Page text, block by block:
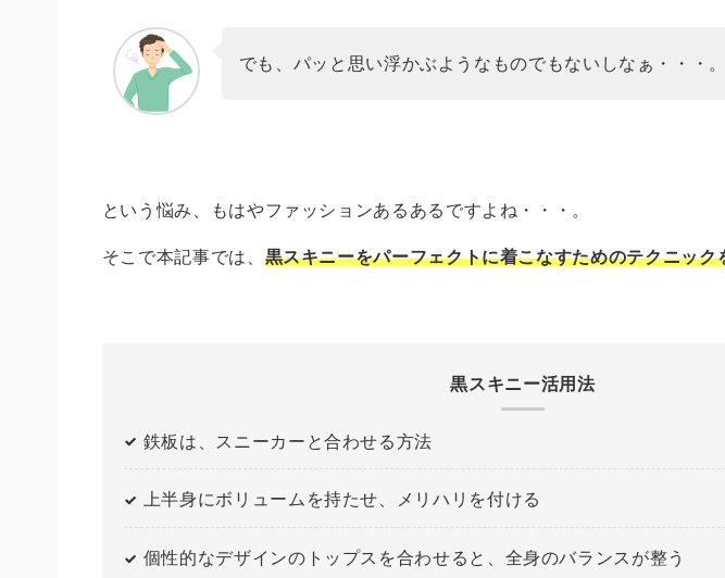
でも、パッと思い浮かぶようなものでもないしなぁ・・・。
という悩み、もはやファッションあるあるですよね・・・。
そこで本記事では、 黒スキニーをパーフェクトに着こなすためのテクニック
黒スキニー活用法
鉄板は、スニーカーと合わせる方法
上半身にボリュームを持たせ、メリハリを付ける
個性的なデザインのトップスを合わせると、全身のバランスが整う